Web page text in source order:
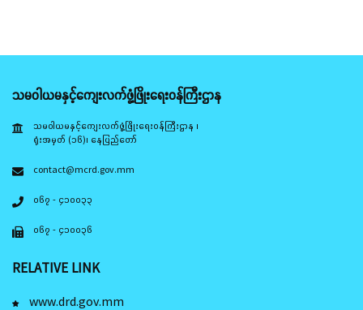
သမဝါယမနှင့်ကျေးလက်ဖွံ့ဖြိုးရေးဝန်ကြီးဌာန
သမဝါယမနှင့်ကျေးလက်ဖွံ့ဖြိုးရေးဝန်ကြီးဌာန ၊
ရုံးအမှတ် (၁၆)၊ နေပြည်တော်
contact@mcrd.gov.mm
၀၆၇ - ၄၁၀၀၃၃
၀၆၇ - ၄၁၀၀၃၆
RELATIVE LINK
www.drd.gov.mm